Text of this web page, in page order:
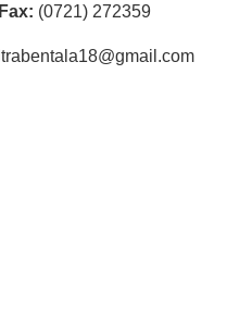
(0721) 272359